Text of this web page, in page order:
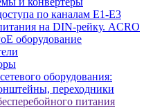
по каналам E1-E3
на DIN-рейку. ACRO
оборудование
оборудования:
переходники
питания